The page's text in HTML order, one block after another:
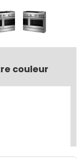
couleur